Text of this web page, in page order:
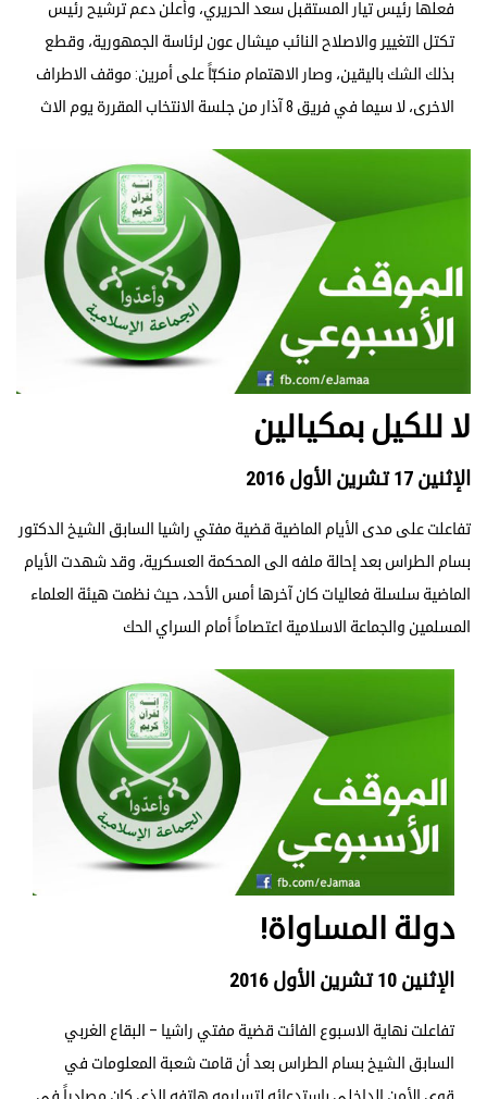
فعلها رئيس تيار المستقبل سعد الحريري، وأعلن دعم ترشيح رئيس
تكتل التغيير والاصلاح النائب ميشال عون لرئاسة الجمهورية، وقطع
بذلك الشك باليقين، وصار الاهتمام منكبّاً على أمرين: موقف الاطراف
الاخرى، لا سيما في فريق 8 آذار من جلسة الانتخاب المقررة يوم الاث
لا للكيل بمكيالين
الإثنين 17 تشرين الأول 2016
تفاعلت على مدى الأيام الماضية قضية مفتي راشيا السابق الشيخ الدكتور
بسام الطراس بعد إحالة ملفه الى المحكمة العسكرية، وقد شهدت الأيام
الماضية سلسلة فعاليات كان آخرها أمس الأحد، حيث نظمت هيئة العلماء
المسلمين والجماعة الاسلامية اعتصاماً أمام السراي الحك
دولة المساواة!
الإثنين 10 تشرين الأول 2016
تفاعلت نهاية الاسبوع الفائت قضية مفتي راشيا – البقاع الغربي
السابق الشيخ بسام الطراس بعد أن قامت شعبة المعلومات في